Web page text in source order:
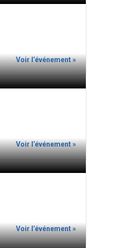
Voir l’événement »
Voir l’événement »
Voir l’événement »